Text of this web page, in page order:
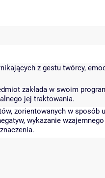
z gestu twórcy,
zakłada w swoim
jej traktowania.
zorientowanych w sposób
wykazanie